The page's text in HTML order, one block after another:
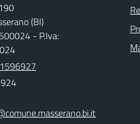
(BI)
- P.Iva: